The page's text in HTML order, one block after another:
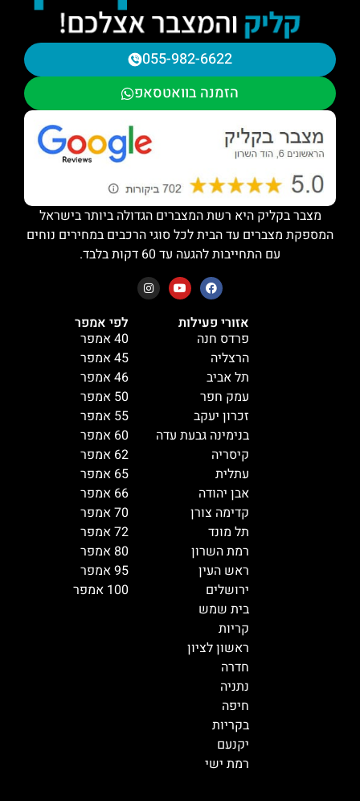
לפי אמפר
40 אמפר
45 אמפר
46 אמפר
50 אמפר
55 אמפר
60 אמפר
62 אמפר
65 אמפר
66 אמפר
70 אמפר
72 אמפר
80 אמפר
95 אמפר
100 אמפר
אזורי פעילות
פרדס חנה
הרצליה
תל אביב
עמק חפר
זכרון יעקב
בנימינה גבעת עדה
קיסריה
עתלית
אבן יהודה
קדימה צורן
תל מונד
רמת השרון
ראש העין
ירושלים
בית שמש
קריות
ראשון לציון
חדרה
נתניה
חיפה
בקריות
יקנעם
רמת ישי
055-982-6622
הזמנה בוואטסאפ
מצבר בקליק היא רשת המצברים הגדולה ביותר בישראל
המספקת מצברים עד הבית לכל סוגי הרכבים במחירים נוחים
עם התחייבות להגעה עד 60 דקות בלבד.